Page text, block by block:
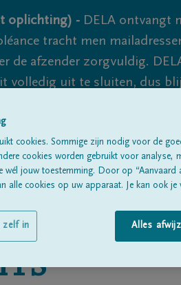
oplichting) - DELA ontvangt
tracht men
de afzender zorgvuldig.
volledig uit te sluiten, dus
Alle
cookies. Sommige zijn nodig voor de
cookies worden gebruikt voor analyse,
wél jouw toestemming. Door op “Aanvaard
alle cookies op uw apparaat. Je kan ook je
Alles
zelf in